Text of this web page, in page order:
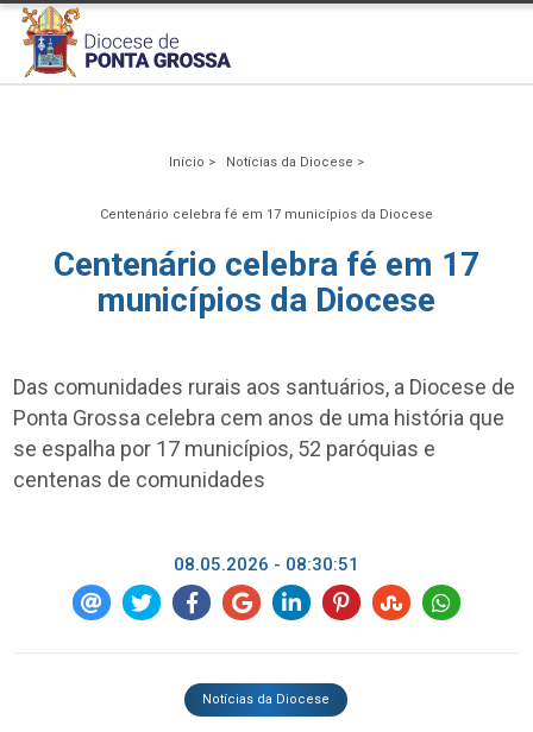
Início > Notícias da Diocese >
Centenário celebra fé em 17 municípios da Diocese
Centenário celebra fé em 17
municípios da Diocese
Das comunidades rurais aos santuários, a Diocese de
Ponta Grossa celebra cem anos de uma história que
se espalha por 17 municípios, 52 paróquias e
centenas de comunidades
08.05.2026 - 08:30:51
Notícias da Diocese